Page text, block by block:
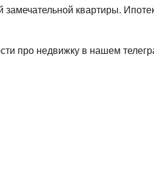
замечательной квартиры.
про недвижку в нашем